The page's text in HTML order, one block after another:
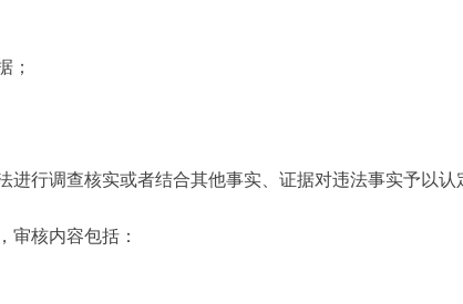
；
行调查核实或者结合其他事实、证据对违法事实予以认
审核内容包括：